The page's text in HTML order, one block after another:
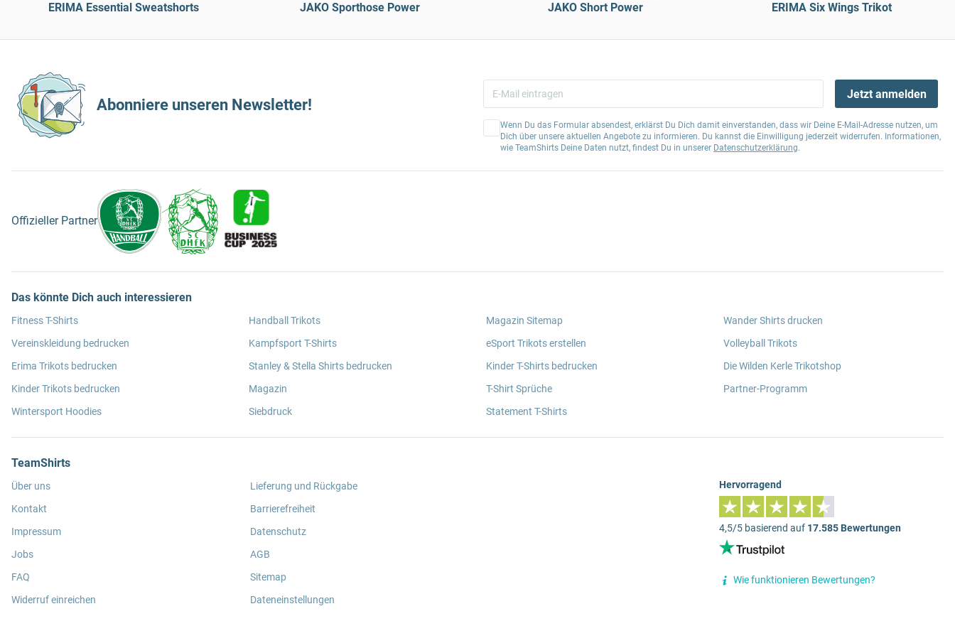
ERIMA Essential Sweatshorts JAKO Sporthose Power JAKO Short Power ERIMA Six Wings Trikot
Abonniere unseren Newsletter!
Jetzt anmelden
Wenn Du das Formular absendest, erklärst Du Dich damit einverstanden, dass wir Deine E-Mail-Adresse nutzen, um
Dich über unsere aktuellen Angebote zu informieren. Du kannst die Einwilligung jederzeit widerrufen. Informationen,
wie TeamShirts Deine Daten nutzt, findest Du in unserer Datenschutzerklärung.
Offizieller Partner
Das könnte Dich auch interessieren
Fitness T-Shirts
Vereinskleidung bedrucken
Erima Trikots bedrucken
Kinder Trikots bedrucken
Wintersport Hoodies
Handball Trikots
Kampfsport T-Shirts
Stanley & Stella Shirts bedrucken
Magazin
Siebdruck
Magazin Sitemap
eSport Trikots erstellen
Kinder T-Shirts bedrucken
T-Shirt Sprüche
Statement T-Shirts
Wander Shirts drucken
Volleyball Trikots
Die Wilden Kerle Trikotshop
Partner-Programm
TeamShirts
Über uns
Kontakt
Impressum
Jobs
FAQ
Widerruf einreichen
Lieferung und Rückgabe
Barrierefreiheit
Datenschutz
AGB
Sitemap
Dateneinstellungen
Hervorragend
4,5/5 basierend auf 17.585 Bewertungen
Wie funktionieren Bewertungen?